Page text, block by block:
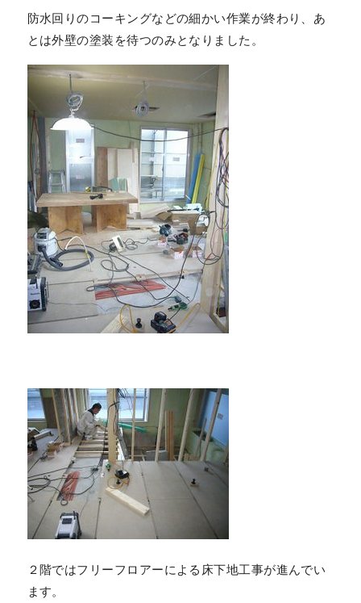
防水回りのコーキングなどの細かい作業が終わり、あ
とは外壁の塗装を待つのみとなりました。
２階ではフリーフロアーによる床下地工事が進んでい
ます。